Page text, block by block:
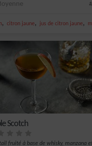
jaune
, citron jaune, jus de citron jaune,
Scotch
fruité à base de whisky, manzana